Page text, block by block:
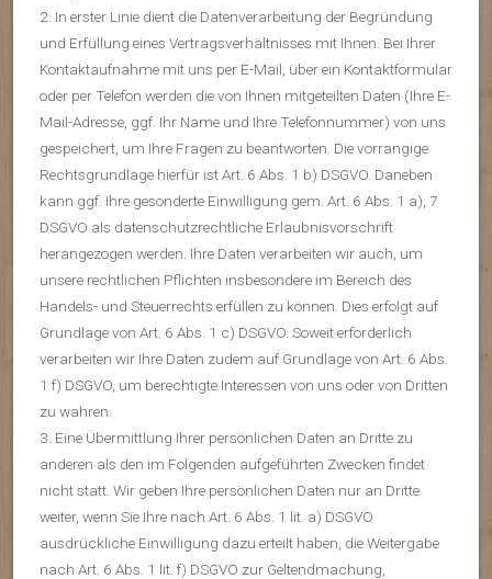
2. In erster Linie dient die Datenverarbeitung der Begründung
und Erfüllung eines Vertragsverhältnisses mit Ihnen. Bei Ihrer
Kontaktaufnahme mit uns per E-Mail, über ein Kontaktformular
oder per Telefon werden die von Ihnen mitgeteilten Daten (Ihre E-
Mail-Adresse, ggf. Ihr Name und Ihre Telefonnummer) von uns
gespeichert, um Ihre Fragen zu beantworten. Die vorrangige
Rechtsgrundlage hierfür ist Art. 6 Abs. 1 b) DSGVO. Daneben
kann ggf. Ihre gesonderte Einwilligung gem. Art. 6 Abs. 1 a), 7
DSGVO als datenschutzrechtliche Erlaubnisvorschrift
herangezogen werden. Ihre Daten verarbeiten wir auch, um
unsere rechtlichen Pflichten insbesondere im Bereich des
Handels- und Steuerrechts erfüllen zu können. Dies erfolgt auf
Grundlage von Art. 6 Abs. 1 c) DSGVO. Soweit erforderlich
verarbeiten wir Ihre Daten zudem auf Grundlage von Art. 6 Abs.
1 f) DSGVO, um berechtigte Interessen von uns oder von Dritten
zu wahren.
3. Eine Übermittlung Ihrer persönlichen Daten an Dritte zu
anderen als den im Folgenden aufgeführten Zwecken findet
nicht statt. Wir geben Ihre persönlichen Daten nur an Dritte
weiter, wenn Sie Ihre nach Art. 6 Abs. 1 lit. a) DSGVO
ausdrückliche Einwilligung dazu erteilt haben, die Weitergabe
nach Art. 6 Abs. 1 lit. f) DSGVO zur Geltendmachung,